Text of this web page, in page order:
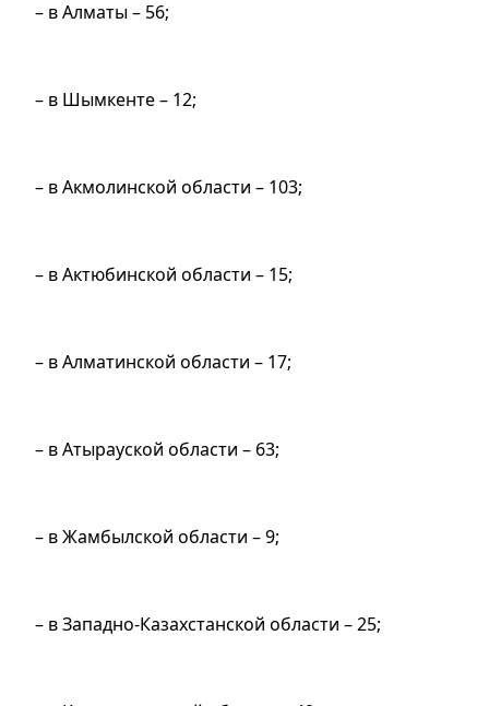
– в Алматы – 56;
– в Шымкенте – 12;
– в Акмолинской области – 103;
– в Актюбинской области – 15;
– в Алматинской области – 17;
– в Атырауской области – 63;
– в Жамбылской области – 9;
– в Западно-Казахстанской области – 25;